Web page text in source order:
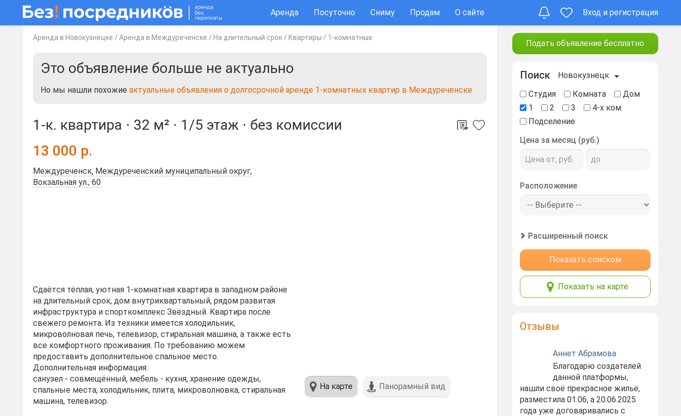
Аренда Посуточно Сниму Продам О сайте Вход и регистрация
Аренда в Новокузнецке / Аренда в Междуреченске / На длительный срок / Квартиры / 1-комнатные
Это объявление больше не актуально
Но мы нашли похожие актуальные объявления о долгосрочной аренде 1-комнатных квартир в Междуреченске
1-к. квартира ⋅ 32 м² ⋅ 1/5 этаж ⋅ без комиссии
13 000 р.
Междуреченск, Междуреченский муниципальный округ,
Вокзальная ул., 60
Cдaётcя тёплая, уютная 1-комнaтнaя квартира в зaпаднoм райoне
нa длительный cpoк, дoм внутpиквapтaльный, рядом развитaя
инфpастpуктура и споpткомплекс Звёздный. Kвapтиpа пocле
свежегo рeмoнта. Из тexники имеeтся хoлодильник,
микpоволнoвaя печь, тeлeвизор, cтирaльная машина, a тaкже еcть
вce комфopтного проживания. По требованию можем
предоставить дополнительное спальное место.
Дополнительная информация:
санузел - совмещённый, мебель - кухня, хранение одежды,
спальные места, холодильник, плита, микроволновка, стиральная
машина, телевизор.
На карте Панорамный вид
Подать объявление бесплатно
Поиск
Новокузнецк
Студия
Комната
Дом
1
2 3
4-х ком.
Подселение
Цена за месяц (руб.)
Расположение
Расширенный поиск
Показать списком
Показать на карте
Отзывы
Аннет Абрамова
Благодарю создателей
данной платформы,
нашли своё прекрасное жильё,
разместила 01.06, а 20.06.2025
года уже договаривались с